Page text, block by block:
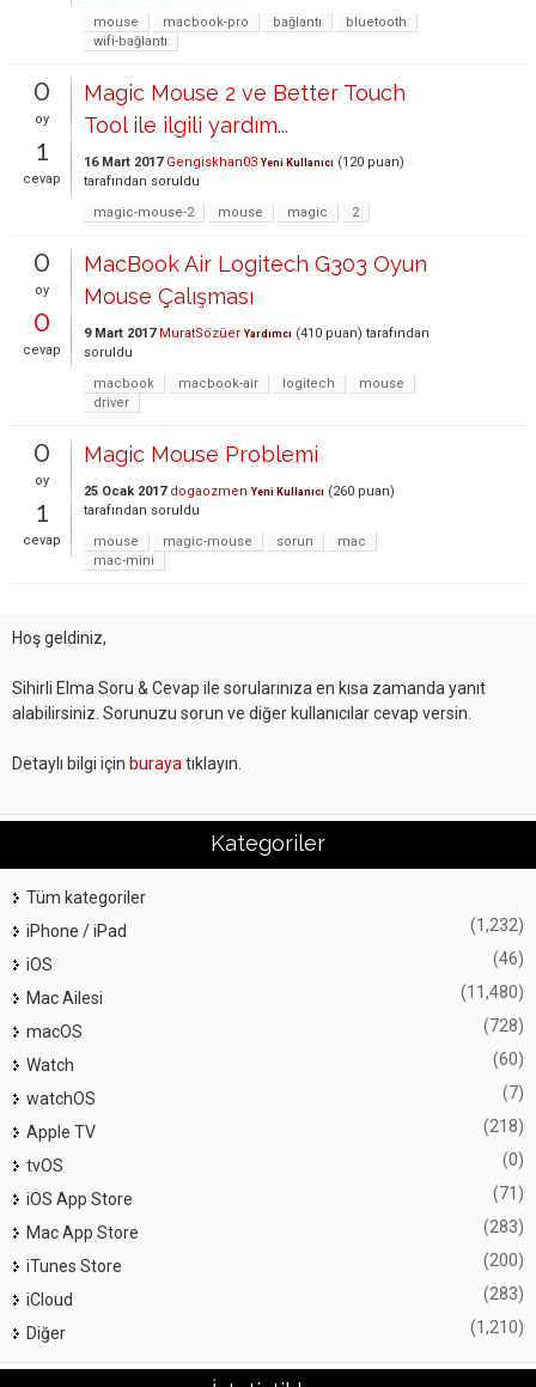
mouse
macbook-pro bağlantı
bluetooth
wifi-bağlantı
0
oy
1
cevap
Magic Mouse 2 ve Better Touch
Tool ile ilgili yardım...
16 Mart 2017 Gengiskhan03 Yeni Kullanıcı (120 puan)
tarafından soruldu
magic-mouse-2
mouse magic 2
0
oy
0
cevap
MacBook Air Logitech G303 Oyun
Mouse Çalışması
9 Mart 2017 MuratSözüer Yardımcı (410 puan) tarafından
soruldu
macbook
macbook-air logitech
mouse
driver
0
oy
1
cevap
Magic Mouse Problemi
25 Ocak 2017 dogaozmen Yeni Kullanıcı (260 puan)
tarafından soruldu
mouse
magic-mouse sorun
mac
mac-mini
Hoş geldiniz,
Sihirli Elma Soru & Cevap ile sorularınıza en kısa zamanda yanıt
alabilirsiniz. Sorunuzu sorun ve diğer kullanıcılar cevap versin.
Detaylı bilgi için buraya tıklayın.
Kategoriler
Tüm kategoriler
iPhone / iPad
(1,232)
iOS (46)
Mac Ailesi (11,480)
macOS (728)
Watch (60)
watchOS (7)
Apple TV (218)
tvOS (0)
iOS App Store (71)
Mac App Store (283)
iTunes Store (200)
iCloud (283)
Diğer (1,210)